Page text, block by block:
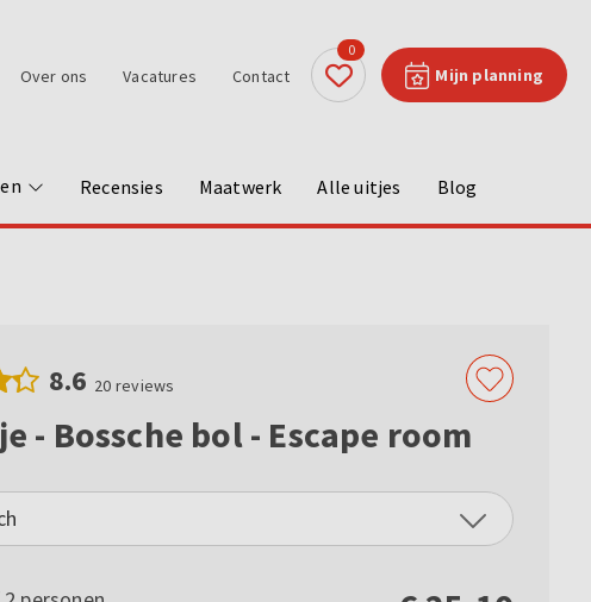
Mijn planning
0
Over ons Vacatures Contact
Recensies Maatwerk Alle uitjes Blog
8.6 20 reviews
- Bossche bol - Escape room